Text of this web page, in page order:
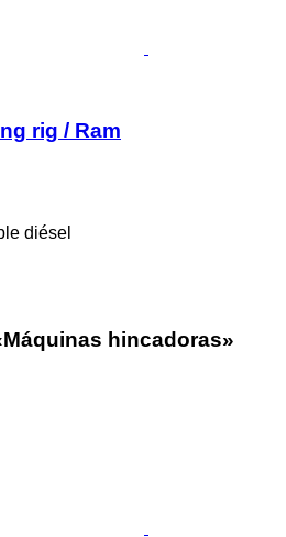
rig / Ram
diésel
hincadoras»